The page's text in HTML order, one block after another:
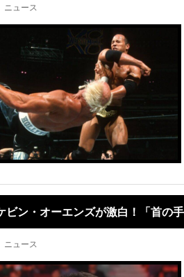
ニュース
ビン・オーエンズが激白！「首
ニュース